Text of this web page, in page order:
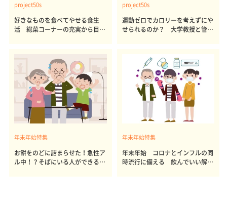
project50s
好きなものを食べてやせる食生
活 総菜コーナーの充実から目を
project50s
運動ゼロでカロリーを考えずにや
せられるのか？ 大学教授と管理
年末年始特集
お餅をのどに詰まらせた！急性ア
ル中！？そばにいる人ができる対
年末年始特集
年末年始 コロナとインフルの同
時流行に備える 飲んでいい解熱